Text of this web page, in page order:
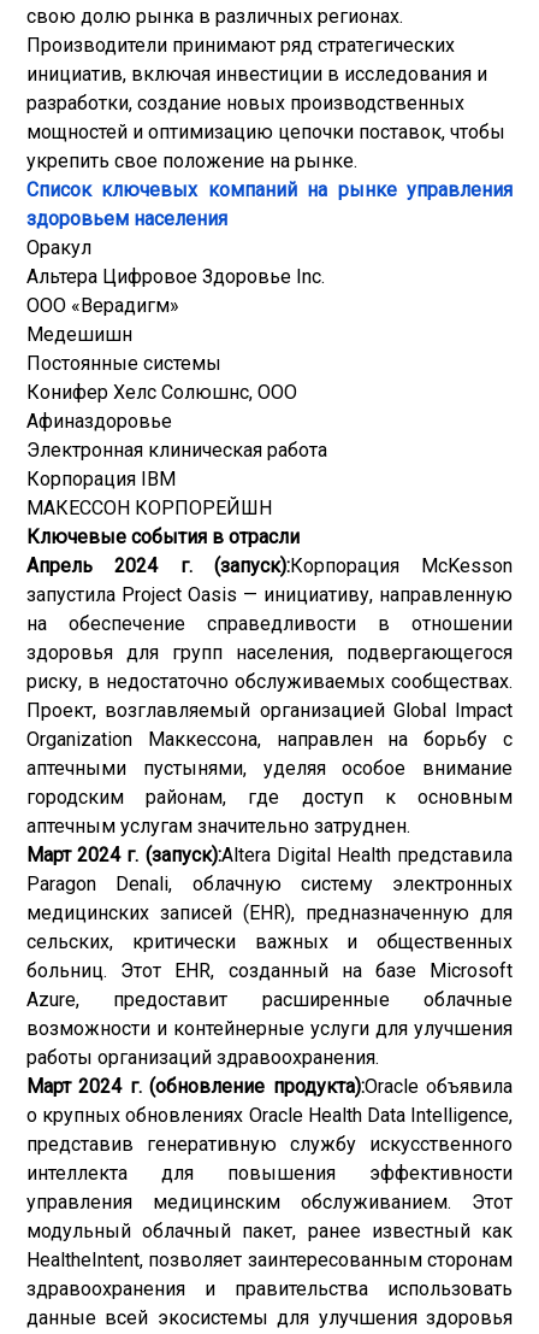
свою долю рынка в различных регионах.
Производители принимают ряд стратегических
инициатив, включая инвестиции в исследования и
разработки, создание новых производственных
мощностей и оптимизацию цепочки поставок, чтобы
укрепить свое положение на рынке.
Список ключевых компаний на рынке управления
здоровьем населения
Оракул
Альтера Цифровое Здоровье Inc.
ООО «Верадигм»
Медешишн
Постоянные системы
Конифер Хелс Солюшнс, ООО
Афиназдоровье
Электронная клиническая работа
Корпорация IBM
МАКЕССОН КОРПОРЕЙШН
Ключевые события в отрасли
Апрель 2024 г. (запуск):Корпорация McKesson
запустила Project Oasis — инициативу, направленную
на обеспечение справедливости в отношении
здоровья для групп населения, подвергающегося
риску, в недостаточно обслуживаемых сообществах.
Проект, возглавляемый организацией Global Impact
Organization Маккессона, направлен на борьбу с
аптечными пустынями, уделяя особое внимание
городским районам, где доступ к основным
аптечным услугам значительно затруднен.
Март 2024 г. (запуск):Altera Digital Health представила
Paragon Denali, облачную систему электронных
медицинских записей (EHR), предназначенную для
сельских, критически важных и общественных
больниц. Этот EHR, созданный на базе Microsoft
Azure, предоставит расширенные облачные
возможности и контейнерные услуги для улучшения
работы организаций здравоохранения.
Март 2024 г. (обновление продукта):Oracle объявила
о крупных обновлениях Oracle Health Data Intelligence,
представив генеративную службу искусственного
интеллекта для повышения эффективности
управления медицинским обслуживанием. Этот
модульный облачный пакет, ранее известный как
HealtheIntent, позволяет заинтересованным сторонам
здравоохранения и правительства использовать
данные всей экосистемы для улучшения здоровья